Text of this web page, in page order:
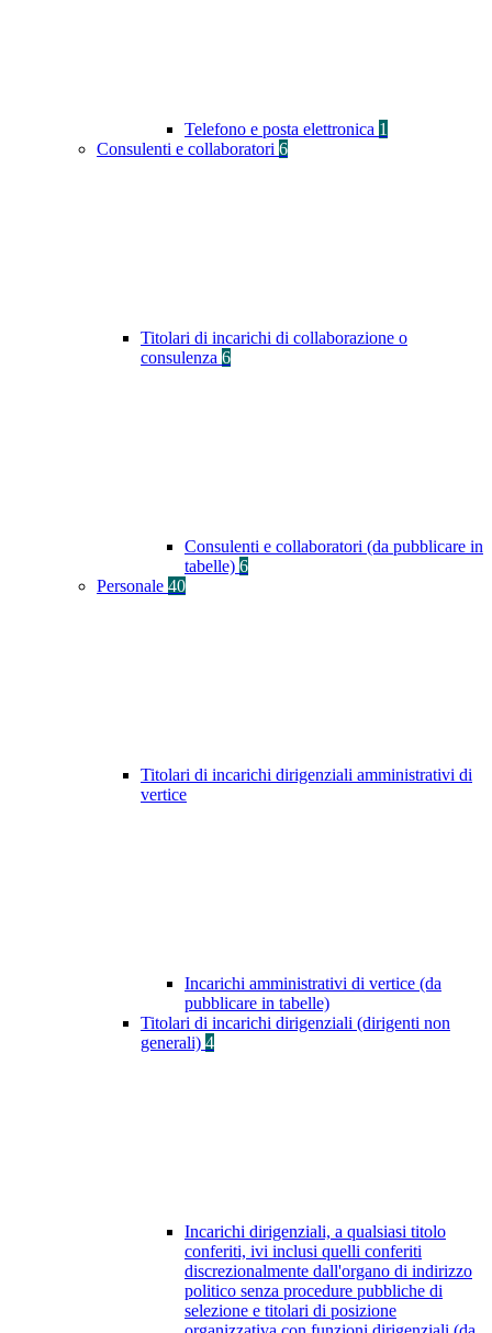
Telefono e posta elettronica 1
Consulenti e collaboratori 6
Titolari di incarichi di collaborazione o
consulenza 6
Consulenti e collaboratori (da pubblicare in
tabelle) 6
Personale 40
Titolari di incarichi dirigenziali amministrativi di
vertice
Incarichi amministrativi di vertice (da
pubblicare in tabelle)
Titolari di incarichi dirigenziali (dirigenti non
generali) 4
Incarichi dirigenziali, a qualsiasi titolo
conferiti, ivi inclusi quelli conferiti
discrezionalmente dall'organo di indirizzo
politico senza procedure pubbliche di
selezione e titolari di posizione